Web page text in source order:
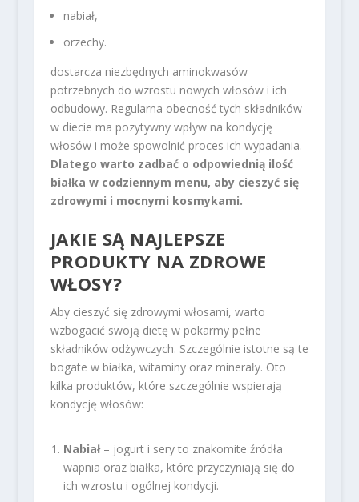
nabiał,
orzechy.
dostarcza niezbędnych aminokwasów
potrzebnych do wzrostu nowych włosów i ich
odbudowy. Regularna obecność tych składników
w diecie ma pozytywny wpływ na kondycję
włosów i może spowolnić proces ich wypadania.
Dlatego warto zadbać o odpowiednią ilość
białka w codziennym menu, aby cieszyć się
zdrowymi i mocnymi kosmykami.
JAKIE SĄ NAJLEPSZE
PRODUKTY NA ZDROWE
WŁOSY?
Aby cieszyć się zdrowymi włosami, warto
wzbogacić swoją dietę w pokarmy pełne
składników odżywczych. Szczególnie istotne są te
bogate w białka, witaminy oraz minerały. Oto
kilka produktów, które szczególnie wspierają
kondycję włosów:
Nabiał– jogurt i sery to znakomite źródła
wapnia oraz białka, które przyczyniają się do
ich wzrostu i ogólnej kondycji.